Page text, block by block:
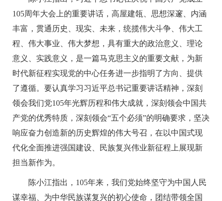
105周年大会上的重要讲话，高屋建瓴、思想深邃、内涵
丰富，贯通历史、现实、未来，统揽伟大斗争、伟大工
程、伟大事业、伟大梦想，具有重大的政治意义、理论
意义、实践意义，是一篇马克思主义的重要文献，为新
时代新征程实现党的中心任务进一步指明了方向、提供
了遵循。要认真学习习近平总书记重要讲话精神，深刻
领会我们党105年光辉历程和伟大成就，深刻领会中国共
产党的优秀特质，深刻领会“五个必须”的明确要求，坚决
响应奋力创造新的历史辉煌的伟大号召，在以中国式现
代化全面推进强国建设、民族复兴伟业新征程上展现新
担当新作为。
陈小江指出，105年来，我们党始终坚守为中国人民
谋幸福、为中华民族谋复兴的初心使命，团结带领全国